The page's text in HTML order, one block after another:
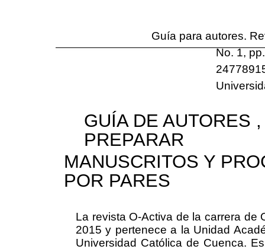
Guía para autores.
No. 1,
GUÍA DE AUTORES
PREPARAR
MANUSCRITOS Y
POR PARES
La revista O-Activa de la carrera de
2015 y pertenece a la Unidad
Universidad Católica de Cuenca.